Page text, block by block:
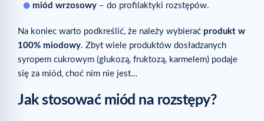
miód wrzosowy – do profilaktyki rozstępów.
Na koniec warto podkreślić, że należy wybierać produkt w
100% miodowy. Zbyt wiele produktów dosładzanych
syropem cukrowym (glukozą, fruktozą, karmelem) podaje
się za miód, choć nim nie jest…
Jak stosować miód na rozstępy?